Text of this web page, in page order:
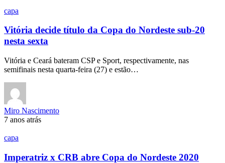
capa
Vitória decide título da Copa do Nordeste sub-20
nesta sexta
Vitória e Ceará bateram CSP e Sport, respectivamente, nas
semifinais nesta quarta-feira (27) e estão…
Miro Nascimento
7 anos atrás
capa
Imperatriz x CRB abre Copa do Nordeste 2020